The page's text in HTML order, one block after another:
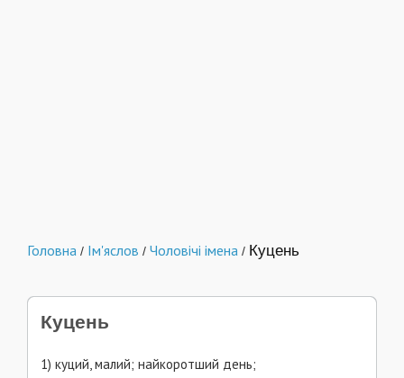
Головна / Ім'яслов / Чоловічі імена / Куцень
Куцень
1) куций, малий; найкоротший день;